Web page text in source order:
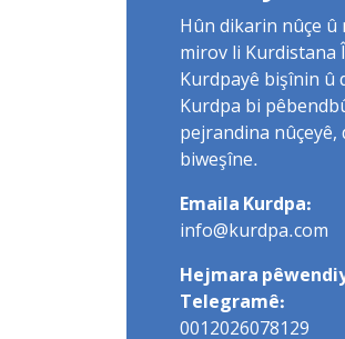
Hûn dikarin nûçe
mirov li Kurdistana
Kurdpayê bişînin û
Kurdpa bi
pejrandina nûçeyê,
biweşîne.
Emaila Kurdpa:
info@kurdpa.com
Hejmara
Telegramê:
0012026078129